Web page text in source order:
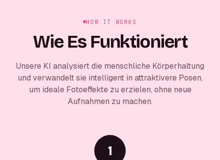
HOW IT WORKS
Wie Es Funktioniert
Unsere KI analysiert die menschliche Körperhaltung
und verwandelt sie intelligent in attraktivere Posen,
um ideale Fotoeffekte zu erzielen, ohne neue
Aufnahmen zu machen.
1